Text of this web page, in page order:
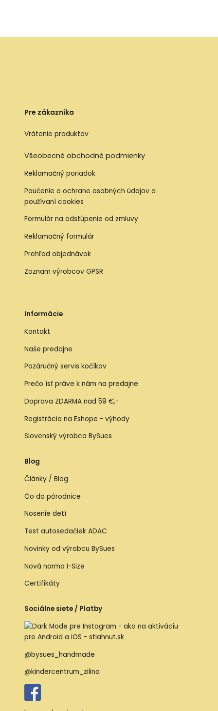
Pre zákazníka
Vrátenie produktov
Všeobecné obchodné podmienky
Reklamačný poriadok
Poučenie o ochrane osobných údajov a
používaní cookies
Formulár na odstúpenie od zmluvy
Reklamačný formulár
Prehľad objednávok
Zoznam výrobcov GPSR
Informácie
Kontakt
Naše predajne
Pozáručný servis kočíkov
Prečo ísť práve k nám na predajne
Doprava ZDARMA nad 59 €,-
Registrácia na Eshope - výhody
Slovenský výrobca BySues
Blog
Články / Blog
Čo do pôrodnice
Nosenie detí
Test autosedačiek ADAC
Novinky od výrobcu BySues
Nová norma I-Size
Certifikáty
Sociálne siete / Platby
@bysues_handmade
@kindercentrum_zilina